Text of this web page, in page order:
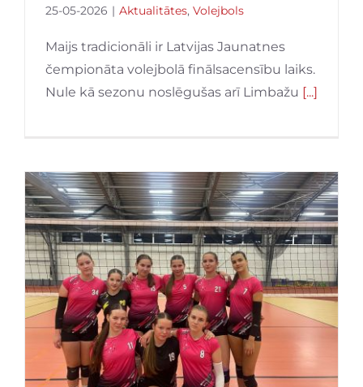
25-05-2026 | Aktualitātes, Volejbols
Maijs tradicionāli ir Latvijas Jaunatnes
čempionāta volejbolā finālsacensību laiks.
Nule kā sezonu noslēgušas arī Limbažu [...]